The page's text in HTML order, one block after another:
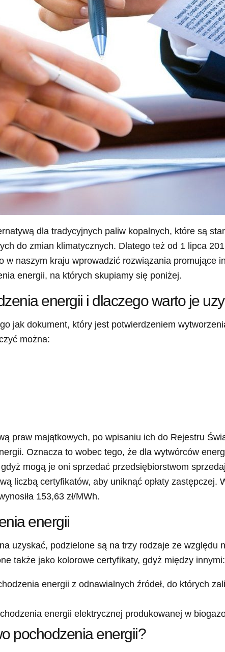
dla tradycyjnych paliw kopalnych, które są
do zmian klimatycznych. Dlatego też od 1 lipca
w naszym kraju wprowadzić rozwiązania promujące
energii, na których skupiamy się poniżej.
energii i dlaczego warto je
jak dokument, który jest potwierdzeniem
można:
praw majątkowych, po wpisaniu ich do Rejestru
Oznacza to wobec tego, że dla wytwórców
mogą je oni sprzedać przedsiębiorstwom
liczbą certyfikatów, aby uniknąć opłaty zastępczej.
153,63 zł/MWh.
energii
uzyskać, podzielone są na trzy rodzaje ze względu
także jako kolorowe certyfikaty, gdyż między innymi:
energii z odnawialnych źródeł, do których
energii elektrycznej produkowanej w
pochodzenia energii?